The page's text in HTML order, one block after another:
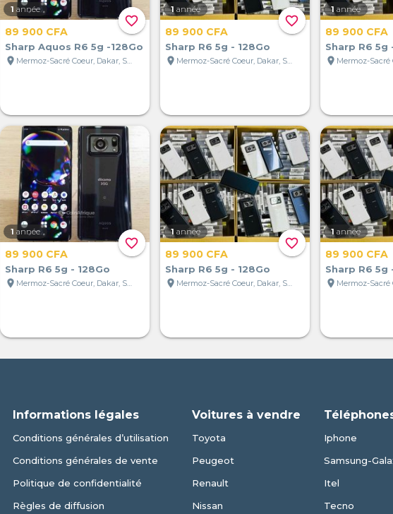
favorite_border
1 année
89 900 CFA
Sharp Aquos R6 5g -128Go
location_on
Mermoz-Sacré Coeur, Dakar, Sénégal
favorite_border
1 année
89 900 CFA
Sharp R6 5g - 128Go
location_on
Mermoz-Sacré Coeur, Dakar, Sénégal
1 année
89 900 CFA
Sharp R6 5g
location_on
favorite_border
1 année
89 900 CFA
Sharp R6 5g - 128Go
location_on
Mermoz-Sacré Coeur, Dakar, Sénégal
favorite_border
1 année
89 900 CFA
Sharp R6 5g - 128Go
location_on
Mermoz-Sacré Coeur, Dakar, Sénégal
1 année
89 900 CFA
Sharp R6 5g
location_on
Informations légales
Conditions générales d’utilisation
Conditions générales de vente
Politique de confidentialité
Règles de diffusion
Voitures à vendre
Toyota
Peugeot
Renault
Nissan
Iphone
Samsung-
Itel
Tecno